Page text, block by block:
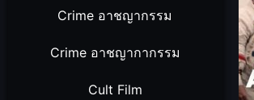
Crime อาชญากรรม
Crime อาชญากากรรม
Cult Film